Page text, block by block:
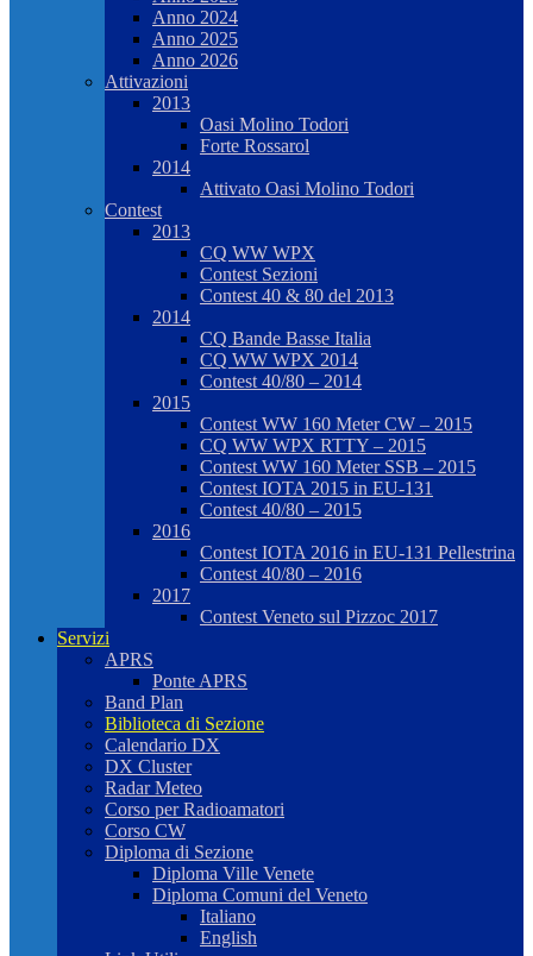
Anno 2024
Anno 2025
Anno 2026
Attivazioni
2013
Oasi Molino Todori
Forte Rossarol
2014
Attivato Oasi Molino Todori
Contest
2013
CQ WW WPX
Contest Sezioni
Contest 40 & 80 del 2013
2014
CQ Bande Basse Italia
CQ WW WPX 2014
Contest 40/80 – 2014
2015
Contest WW 160 Meter CW – 2015
CQ WW WPX RTTY – 2015
Contest WW 160 Meter SSB – 2015
Contest IOTA 2015 in EU-131
Contest 40/80 – 2015
2016
Contest IOTA 2016 in EU-131 Pellestrina
Contest 40/80 – 2016
2017
Contest Veneto sul Pizzoc 2017
Servizi
APRS
Ponte APRS
Band Plan
Biblioteca di Sezione
Calendario DX
DX Cluster
Radar Meteo
Corso per Radioamatori
Corso CW
Diploma di Sezione
Diploma Ville Venete
Diploma Comuni del Veneto
Italiano
English